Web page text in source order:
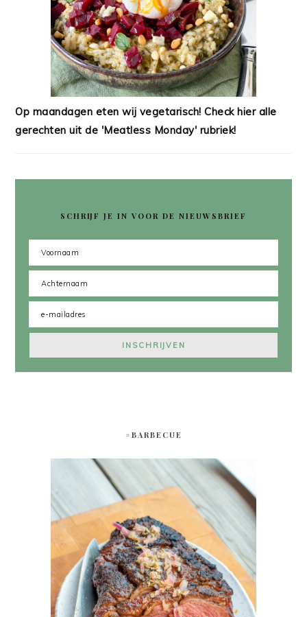
Op maandagen eten wij vegetarisch! Check hier alle
gerechten uit de 'Meatless Monday' rubriek!
SCHRIJF JE IN VOOR DE NIEUWSBRIEF
#BARBECUE